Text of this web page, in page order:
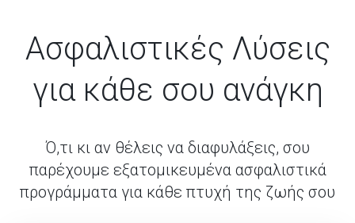
Ασφαλιστικές Λύσεις
για κάθε σου ανάγκη
Ό,τι κι αν θέλεις να διαφυλάξεις, σου
παρέχουμε εξατομικευμένα ασφαλιστικά
προγράμματα για κάθε πτυχή της ζωής σου